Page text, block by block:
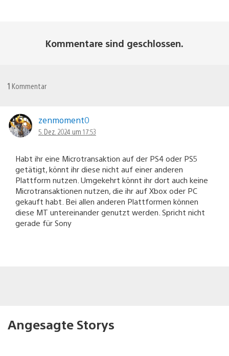
Kommentare sind geschlossen.
1 Kommentar
zenmoment0
5. Dez. 2024 um 17:53
Habt ihr eine Microtransaktion auf der PS4 oder PS5
getätigt, könnt ihr diese nicht auf einer anderen
Plattform nutzen. Umgekehrt könnt ihr dort auch keine
Microtransaktionen nutzen, die ihr auf Xbox oder PC
gekauft habt. Bei allen anderen Plattformen können
diese MT untereinander genutzt werden. Spricht nicht
gerade für Sony
Angesagte Storys